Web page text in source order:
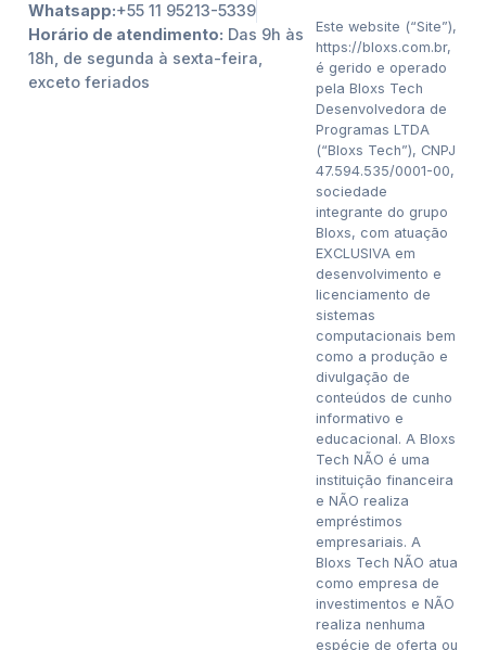
Whatsapp:+55 11 95213-5339
Horário de atendimento: Das 9h às
18h, de segunda à sexta-feira,
exceto feriados
Este website (“Site”),
https://bloxs.com.br,
é gerido e operado
pela Bloxs Tech
Desenvolvedora de
Programas LTDA
(“Bloxs Tech”), CNPJ
47.594.535/0001-00,
sociedade
integrante do grupo
Bloxs, com atuação
EXCLUSIVA em
desenvolvimento e
licenciamento de
sistemas
computacionais bem
como a produção e
divulgação de
conteúdos de cunho
informativo e
educacional. A Bloxs
Tech NÃO é uma
instituição financeira
e NÃO realiza
empréstimos
empresariais. A
Bloxs Tech NÃO atua
como empresa de
investimentos e NÃO
realiza nenhuma
espécie de oferta ou